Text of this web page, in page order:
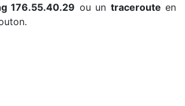
176.55.40.29 ou un traceroute en